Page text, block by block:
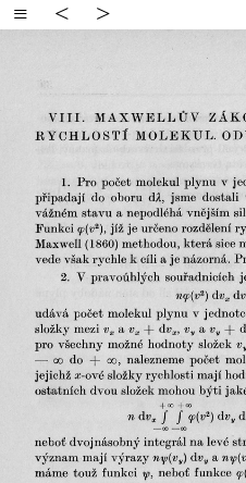
≡ < >